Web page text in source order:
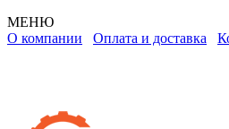
МЕНЮ
О компании Оплата и доставка